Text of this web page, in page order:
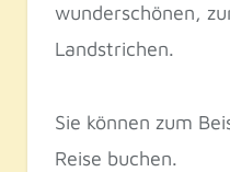
wunderschönen,
Landstrichen.
Sie können zum
Reise buchen.